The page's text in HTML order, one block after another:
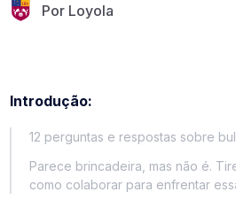
Por Loyola
Introdução:
12 perguntas e respostas sobre
Parece brincadeira, mas não é.
como colaborar para enfrentar essa